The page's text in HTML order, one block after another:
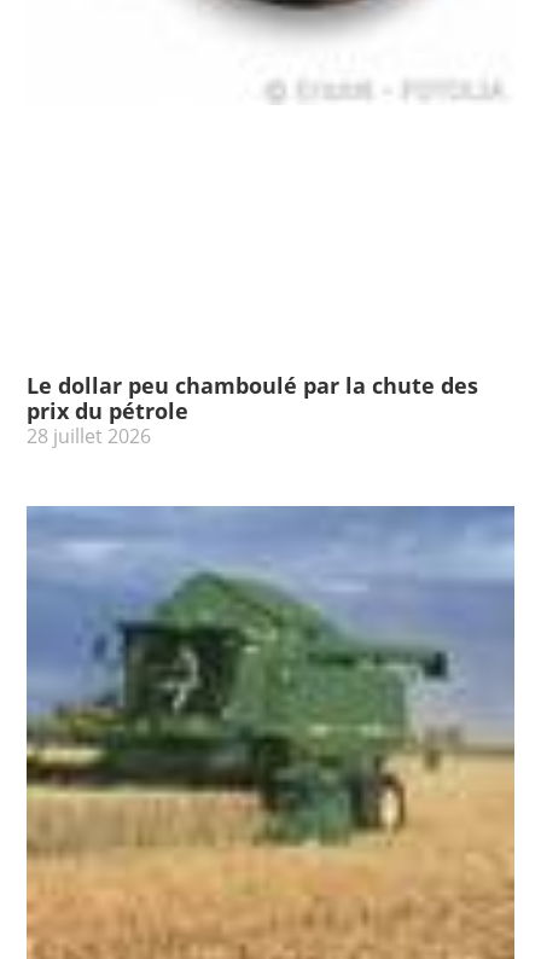
Le dollar peu chamboulé par la chute des
prix du pétrole
28 juillet 2026